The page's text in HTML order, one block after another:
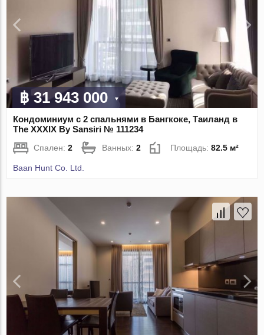
฿ 31 943 000
Кондоминиум с 2 спальнями в Бангкоке, Таиланд в
The XXXIX By Sansiri № 111234
Спален:2 Ванных:2 Площадь:82.5 м²
Baan Hunt Co. Ltd.